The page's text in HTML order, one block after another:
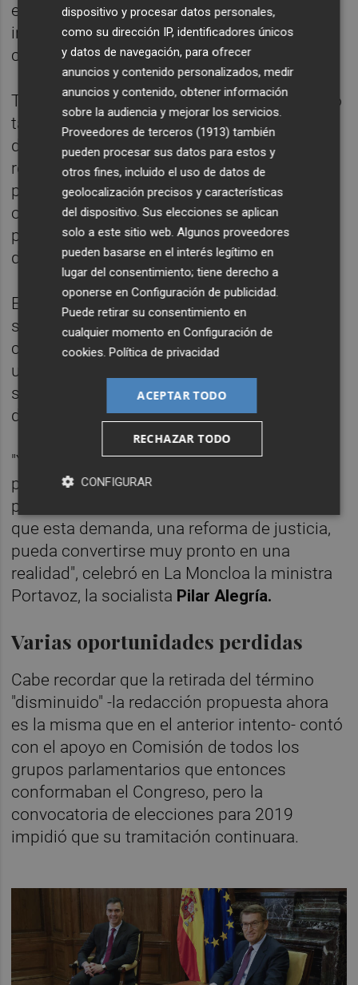
entrar en liza la posibilidad de que fuera
incluida esta reivindicación sobre el derecho
civil valenciano.
Tal y como señaló Feijóo, el pacto alcanzado
también requiere el compromiso del PSOE
de que sus socios de Sumar no apoyarán la
realización de un referéndum constitucional
para ratificar la reforma, pues se podría
organizar con la firma de 35 diputados y la
posición de los de Yolanda Díaz sería
determinante si alguien lo propusiera.
En cuanto a los plazos, Feijóo subrayó que
su propuesta es aprobar la reforma
constitucional por el procedimiento de
urgencia y de lectura única de manera que
se pueda aprobar en un Pleno monográfico
del Congreso, a ser posible en enero.
"Y a todo esto su respuesta ha sido sí",
puntualizó Feijóo en rueda de prensa, dando
por cerrado el acuerdo. "Nos alegramos de
que esta demanda, una reforma de justicia,
pueda convertirse muy pronto en una
realidad", celebró en La Moncloa la ministra
Portavoz, la socialista Pilar Alegría.
Varias oportunidades perdidas
Cabe recordar que la retirada del término
"disminuido" -la redacción propuesta ahora
es la misma que en el anterior intento- contó
con el apoyo en Comisión de todos los
grupos parlamentarios que entonces
conformaban el Congreso, pero la
convocatoria de elecciones para 2019
impidió que su tramitación continuara.
dispositivo y procesar datos personales,
como su dirección IP, identificadores únicos
y datos de navegación, para ofrecer
anuncios y contenido personalizados, medir
anuncios y contenido, obtener información
sobre la audiencia y mejorar los servicios.
Proveedores de terceros (1913) también
pueden procesar sus datos para estos y
otros fines, incluido el uso de datos de
geolocalización precisos y características
del dispositivo. Sus elecciones se aplican
solo a este sitio web. Algunos proveedores
pueden basarse en el interés legítimo en
lugar del consentimiento; tiene derecho a
oponerse enConfiguración de publicidad
Puede retirar su consentimiento en
cualquier momento enConfiguración de
cookies .Política de privacidad
ACEPTAR TODO
RECHAZAR TODO
CONFIGURAR